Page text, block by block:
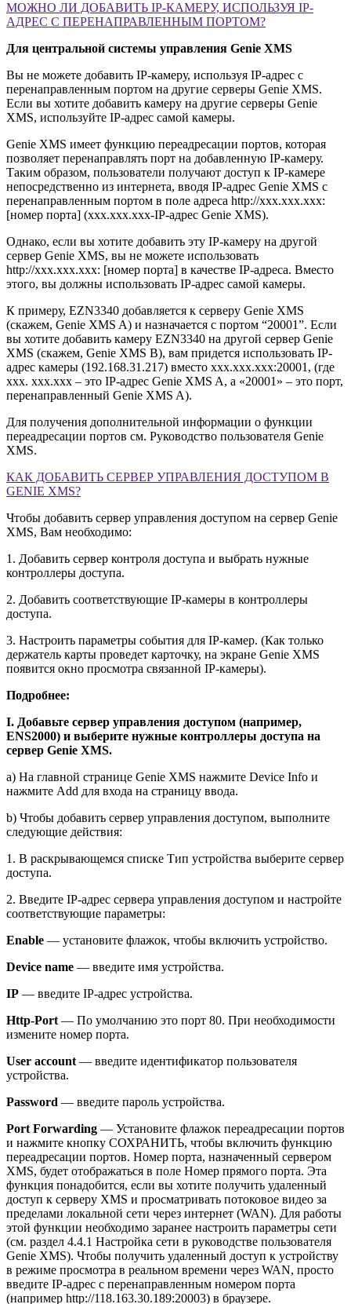
МОЖНО ЛИ ДОБАВИТЬ IP-КАМЕРУ, ИСПОЛЬЗУЯ IP-
АДРЕС С ПЕРЕНАПРАВЛЕННЫМ ПОРТОМ?
Для центральной системы управления Genie XMS
Вы не можете добавить IP-камеру, используя IP-адрес с
перенаправленным портом на другие серверы Genie XMS.
Если вы хотите добавить камеру на другие серверы Genie
XMS, используйте IP-адрес самой камеры.
Genie XMS имеет функцию переадресации портов, которая
позволяет перенаправлять порт на добавленную IP-камеру.
Таким образом, пользователи получают доступ к IP-камере
непосредственно из интернета, вводя IP-адрес Genie XMS с
перенаправленным портом в поле адреса http://xxx.xxx.xxx:
[номер порта] (xxx.xxx.xxx-IP-адрес Genie XMS).
Однако, если вы хотите добавить эту IP-камеру на другой
сервер Genie XMS, вы не можете использовать
http://xxx.xxx.xxx: [номер порта] в качестве IP-адреса. Вместо
этого, вы должны использовать IP-адрес самой камеры.
К примеру, EZN3340 добавляется к серверу Genie XMS
(скажем, Genie XMS A) и назначается с портом “20001”. Если
вы хотите добавить камеру EZN3340 на другой сервер Genie
XMS (скажем, Genie XMS B), вам придется использовать IP-
адрес камеры (192.168.31.217) вместо xxx.xxx.xxx:20001, (где
xxx. xxx.xxx – это IP-адрес Genie XMS A, а «20001» – это порт,
перенаправленный Genie XMS A).
Для получения дополнительной информации о функции
переадресации портов см. Руководство пользователя Genie
XMS.
КАК ДОБАВИТЬ СЕРВЕР УПРАВЛЕНИЯ ДОСТУПОМ В
GENIE XMS?
Чтобы добавить сервер управления доступом на сервер Genie
XMS, Вам необходимо:
1. Добавить сервер контроля доступа и выбрать нужные
контроллеры доступа.
2. Добавить соответствующие IP-камеры в контроллеры
доступа.
3. Настроить параметры события для IP-камер. (Как только
держатель карты проведет карточку, на экране Genie XMS
появится окно просмотра связанной IP-камеры).
Подробнее:
I. Добавьте сервер управления доступом (например,
ENS2000) и выберите нужные контроллеры доступа на
сервер Genie XMS.
а) На главной странице Genie XMS нажмите Device Info и
нажмите Add для входа на страницу ввода.
b) Чтобы добавить сервер управления доступом, выполните
следующие действия:
1. В раскрывающемся списке Тип устройства выберите сервер
доступа.
2. Введите IP-адрес сервера управления доступом и настройте
соответствующие параметры:
Enable — установите флажок, чтобы включить устройство.
Device name — введите имя устройства.
IP — введите IP-адрес устройства.
Http-Port— По умолчанию это порт 80. При необходимости
измените номер порта.
User account— введите идентификатор пользователя
устройства.
Password — введите пароль устройства.
Port Forwarding — Установите флажок переадресации портов
и нажмите кнопку СОХРАНИТЬ, чтобы включить функцию
переадресации портов. Номер порта, назначенный сервером
XMS, будет отображаться в поле Номер прямого порта. Эта
функция понадобится, если вы хотите получить удаленный
доступ к серверу XMS и просматривать потоковое видео за
пределами локальной сети через интернет (WAN). Для работы
этой функции необходимо заранее настроить параметры сети
(см. раздел 4.4.1 Настройка сети в руководстве пользователя
Genie XMS). Чтобы получить удаленный доступ к устройству
в режиме просмотра в реальном времени через WAN, просто
введите IP-адрес с перенаправленным номером порта
(например http://118.163.30.189:20003) в браузере.